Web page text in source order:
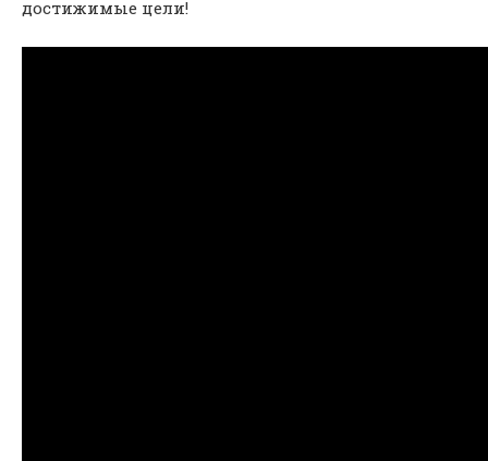
достижимые цели!